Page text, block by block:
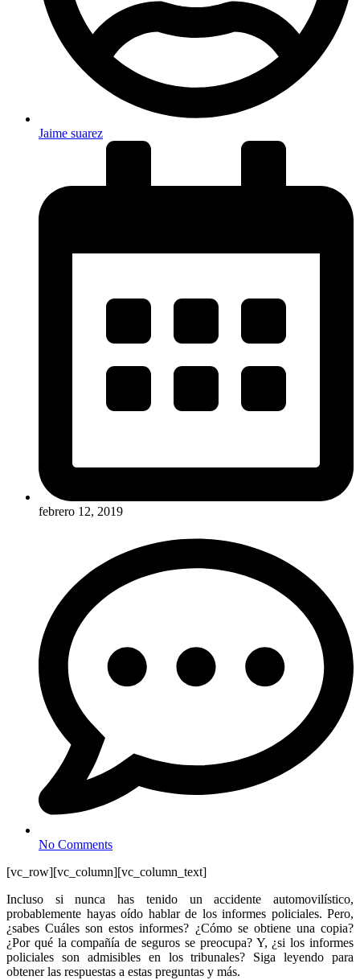
Jaime suarez
febrero 12, 2019
No Comments
[vc_row][vc_column][vc_column_text]
Incluso si nunca has tenido un accidente automovilístico,
probablemente hayas oído hablar de los informes policiales. Pero,
¿sabes Cuáles son estos informes? ¿Cómo se obtiene una copia?
¿Por qué la compañía de seguros se preocupa? Y, ¿si los informes
policiales son admisibles en los tribunales? Siga leyendo para
obtener las respuestas a estas preguntas y más.